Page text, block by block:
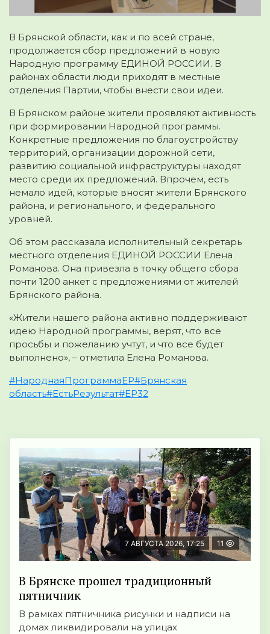
В Брянской области, как и по всей стране,
продолжается сбор предложений в новую
Народную программу ЕДИНОЙ РОССИИ. В
районах области люди приходят в местные
отделения Партии, чтобы внести свои идеи.
В Брянском районе жители проявляют активность
при формировании Народной программы.
Конкретные предложения по благоустройству
территорий, организации дорожной сети,
развитию социальной инфраструктуры находят
место среди их предложений. Впрочем, есть
немало идей, которые вносят жители Брянского
района, и регионального, и федерального
уровней.
Об этом рассказала исполнительный секретарь
местного отделения ЕДИНОЙ РОССИИ Елена
Романова. Она привезла в точку общего сбора
почти 1200 анкет с предложениями от жителей
Брянского района.
«Жители нашего района активно поддерживают
идею Народной программы, верят, что все
просьбы и пожеланию учтут, и что все будет
выполнено», – отметила Елена Романова.
#НароднаяПрограммаЕР#Брянская
область#ЕстьРезультат#ЕР32
7 АВГУСТА 2026, 17:25 11
В Брянске прошел традиционный
пятничник
В рамках пятничника рисунки и надписи на
домах ликвидировали на улицах